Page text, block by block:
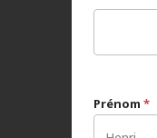
Prénom *